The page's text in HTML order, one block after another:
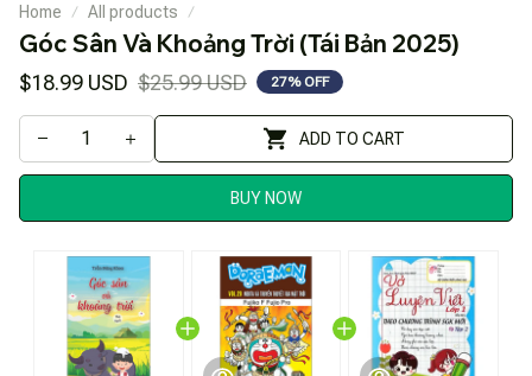
Home All products
Góc Sân Và Khoảng Trời (Tái Bản 2025)
$18.99 USD $25.99 USD 27% OFF
ADD TO CART
BUY NOW